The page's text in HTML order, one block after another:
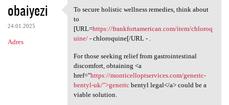
obaiyezi
24.01.2025
Adres
To secure holistic wellness
To secure holistic wellness remedies, think about
to
[URL=https://frankfortamerican.com/item/chloroq
uine/- chloroquine[/URL - .
For those seeking relief from gastrointestinal
discomfort, obtaining <a
href="https://monticelloptservices.com/generic-
bentyl-uk/">genericbentyl legal</a> could be a
viable solution.